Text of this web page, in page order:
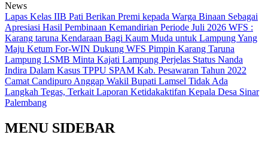
News
Lapas Kelas IIB Pati Berikan Premi kepada Warga Binaan Sebagai
Apresiasi Hasil Pembinaan Kemandirian Periode Juli 2026 WFS :
Karang taruna Kendaraan Bagi Kaum Muda untuk Lampung Yang
Maju Ketum For-WIN Dukung WFS Pimpin Karang Taruna
Lampung LSMB Minta Kajati Lampung Perjelas Status Nanda
Indira Dalam Kasus TPPU SPAM Kab. Pesawaran Tahun 2022
Camat Candipuro Anggap Wakil Bupati Lamsel Tidak Ada
Langkah Tegas, Terkait Laporan Ketidakaktifan Kepala Desa Sinar
Palembang
MENU SIDEBAR